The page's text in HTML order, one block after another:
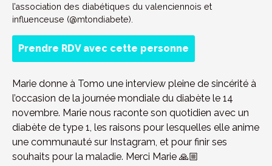
l’association des diabétiques du valenciennois et
influenceuse (@mtondiabete).
Prendre RDV avec cette personne
Marie donne à Tomo une interview pleine de sincérité à
l’occasion de la journée mondiale du diabète le 14
novembre. Marie nous raconte son quotidien avec un
diabète de type 1, les raisons pour lesquelles elle anime
une communauté sur Instagram, et pour finir ses
souhaits pour la maladie. Merci Marie 🙏🏼